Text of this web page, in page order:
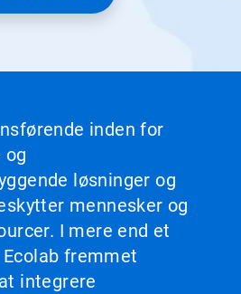
inden for
og
løsninger og
mennesker og
I mere end et
fremmet
integrere